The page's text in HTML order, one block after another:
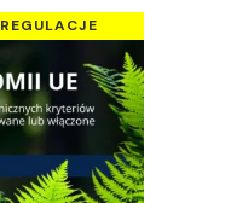
REGULACJE